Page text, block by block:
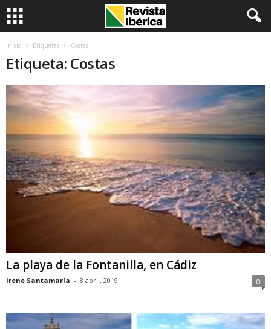
Inicio Etiquetas Costas
Etiqueta: Costas
La playa de la Fontanilla, en Cádiz
Irene Santamaría - 8 abril, 2019 0